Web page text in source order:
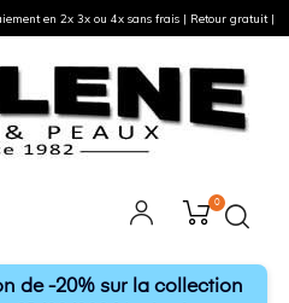
0
de -20% sur la collection
en 2x 3x ou 4x sans frais | Retour gratuit |